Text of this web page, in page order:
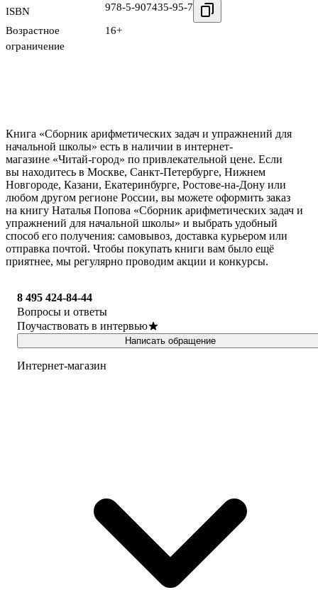
ISBN 978-5-907435-95-7
Возрастное
ограничение
16+
Книга «Сборник арифметических задач и упражнений для
начальной школы» есть в наличии в интернет-
магазине «Читай-город» по привлекательной цене. Если
вы находитесь в Москве, Санкт-Петербурге, Нижнем
Новгороде, Казани, Екатеринбурге, Ростове-на-Дону или
любом другом регионе России, вы можете оформить заказ
на книгу Наталья Попова «Сборник арифметических задач и
упражнений для начальной школы» и выбрать удобный
способ его получения: самовывоз, доставка курьером или
отправка почтой. Чтобы покупать книги вам было ещё
приятнее, мы регулярно проводим акции и конкурсы.
8 495 424-84-44
Вопросы и ответы
Поучаствовать в интервью
Написать обращение
Интернет-магазин